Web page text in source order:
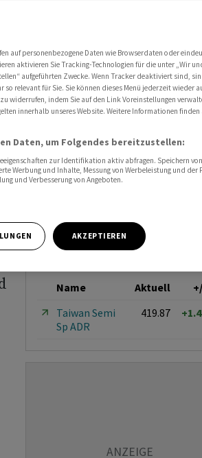
Name Aktuell
Taiwan Semi
Sp ADR
419.87
auf personenbezogene Daten wie Browserdaten oder
aktivieren Sie Tracking-Technologien für die unter „Wir
aufgeführten Zwecke. Wenn Tracker deaktiviert sind,
relevant für Sie. Sie können dieses Menü jederzeit wieder
widerrufen, indem Sie auf den Link Voreinstellungen
innerhalb unseres Website. Weitere Informationen finden
Daten, um Folgendes bereitzustellen:
zur Identifikation aktiv abfragen. Speichern
Werbung und Inhalte, Messung von Werbeleistung und der
und Verbesserung von Angeboten.
AKZEPTIEREN